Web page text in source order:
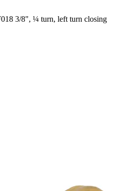
3/8", ¼ turn, left turn closing